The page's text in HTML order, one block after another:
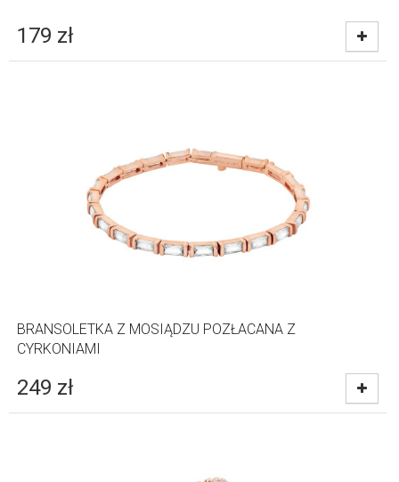
179 zł
BRANSOLETKA Z MOSIĄDZU POZŁACANA Z
CYRKONIAMI
249 zł